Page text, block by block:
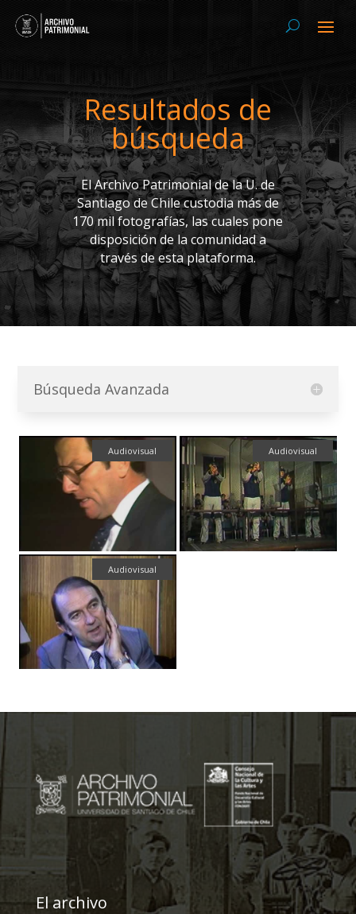
Resultados de
búsqueda
El Archivo Patrimonial de la U. de
Santiago de Chile custodia más de
170 mil fotografías, las cuales pone
disposición de la comunidad a
través de esta plataforma.
Búsqueda Avanzada
Audiovisual Audiovisual
Audiovisual
El archivo